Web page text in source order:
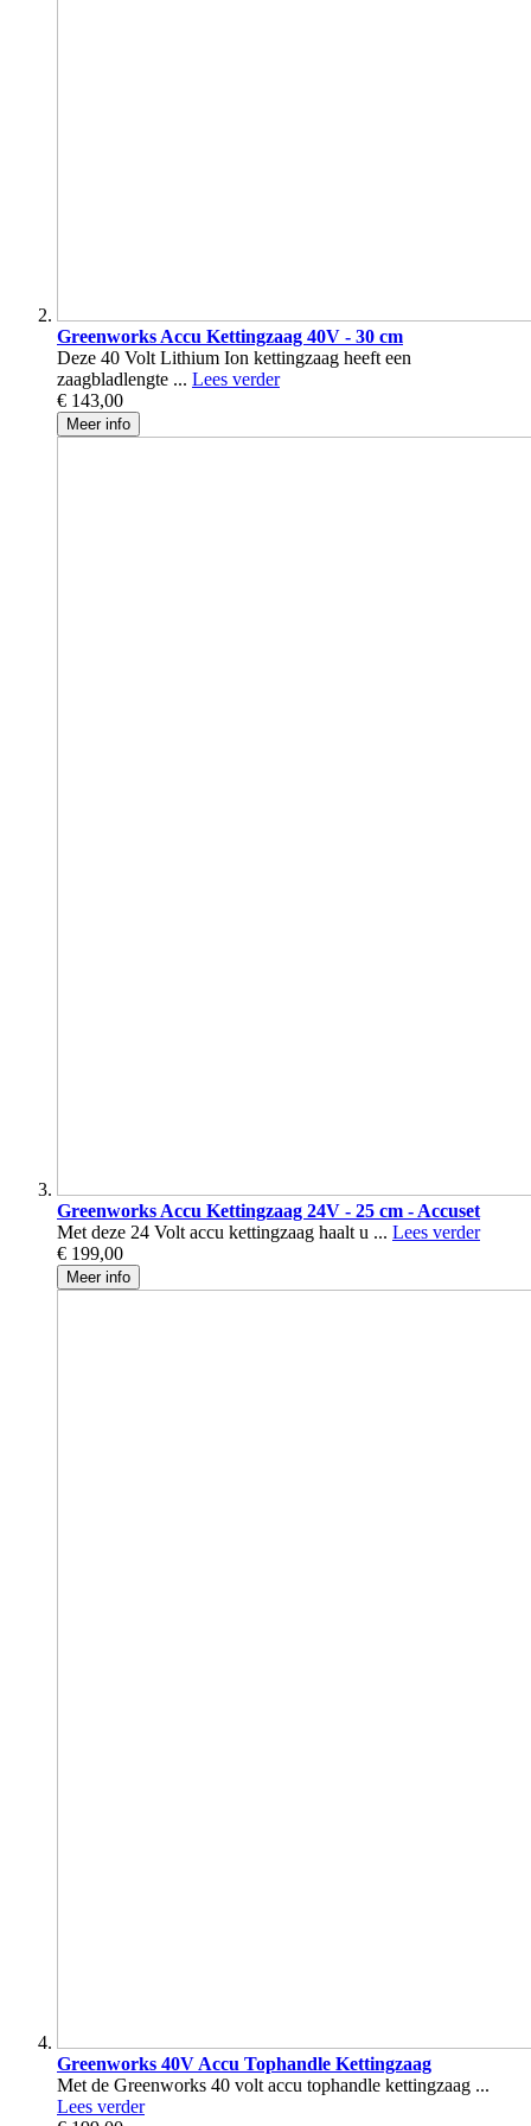
Greenworks Accu Kettingzaag 40V - 30 cm
Deze 40 Volt Lithium Ion kettingzaag heeft een
zaagbladlengte ... Lees verder
€ 143,00
Meer info
Greenworks Accu Kettingzaag 24V - 25 cm - Accuset
Met deze 24 Volt accu kettingzaag haalt u ... Lees verder
€ 199,00
Meer info
Greenworks 40V Accu Tophandle Kettingzaag
Met de Greenworks 40 volt accu tophandle kettingzaag ...
Lees verder